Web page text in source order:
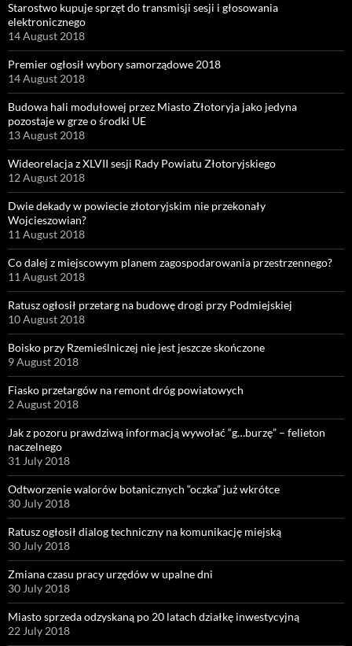
Starostwo kupuje sprzęt do transmisji sesji i głosowania
elektronicznego
14 August 2018
Premier ogłosił wybory samorządowe 2018
14 August 2018
Budowa hali modułowej przez Miasto Złotoryja jako jedyna
pozostaje w grze o środki UE
13 August 2018
Wideorelacja z XLVII sesji Rady Powiatu Złotoryjskiego
12 August 2018
Dwie dekady w powiecie złotoryjskim nie przekonały
Wojcieszowian?
11 August 2018
Co dalej z miejscowym planem zagospodarowania przestrzennego?
11 August 2018
Ratusz ogłosił przetarg na budowę drogi przy Podmiejskiej
10 August 2018
Boisko przy Rzemieślniczej nie jest jeszcze skończone
9 August 2018
Fiasko przetargów na remont dróg powiatowych
2 August 2018
Jak z pozoru prawdziwą informacją wywołać “g…burzę” – felieton
naczelnego
31 July 2018
Odtworzenie walorów botanicznych “oczka” już wkrótce
30 July 2018
Ratusz ogłosił dialog techniczny na komunikację miejską
30 July 2018
Zmiana czasu pracy urzędów w upalne dni
30 July 2018
Miasto sprzeda odzyskaną po 20 latach działkę inwestycyjną
22 July 2018